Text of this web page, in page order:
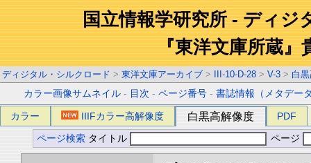
国立情報学研究所 - ディジ
『東洋文庫所蔵』
ディジタル・シルクロード > 東洋文庫アーカイブ > III-10-D-28 > V-3 > 白
カラー画像サムネイル - 目次 -ページ番号 -書誌情報（メタデー
カラー IIIFカラー高解像度 白黒高解像度 PDF
ページ検索 タイトル ページ